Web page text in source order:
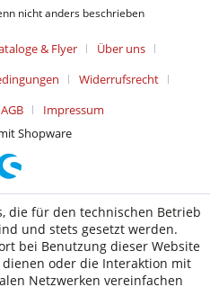
nicht anders beschrieben
& Flyer
Über uns
Widerrufsrecht
AGB
Impressum
Shopware
die für den technischen Betrieb
und stets gesetzt werden.
bei Benutzung dieser Website
oder die Interaktion mit
Netzwerken vereinfachen